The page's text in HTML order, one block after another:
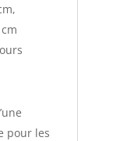
pour les